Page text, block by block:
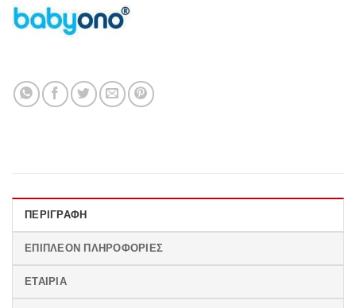
ΠΕΡΙΓΡΑΦΉ
ΕΠΙΠΛΈΟΝ ΠΛΗΡΟΦΟΡΊΕΣ
ΕΤΑΙΡΊΑ